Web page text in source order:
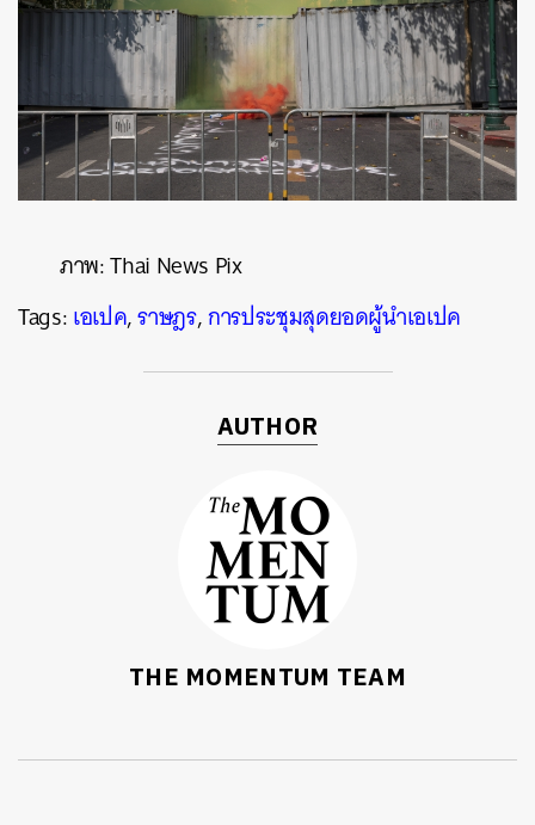
ภาพ: Thai News Pix
Tags:เอเปค,ราษฎร,การประชุมสุดยอดผู้นำเอเปค
AUTHOR
THE MOMENTUM TEAM